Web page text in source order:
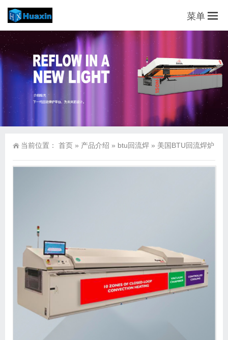
菜单
当前位置： 首页 » 产品介绍 » btu回流焊 » 美国BTU回流焊炉